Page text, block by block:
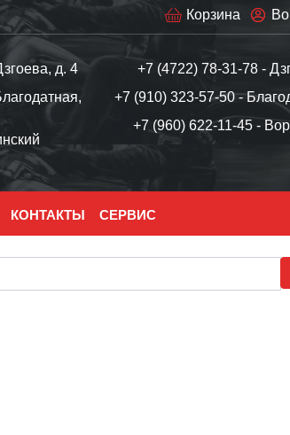
Корзина
д. 4
+7 (4722) 78-31-78 -
+7 (910) 323-57-50 -
+7 (960) 622-11-45 -
КОНТАКТЫ СЕРВИС